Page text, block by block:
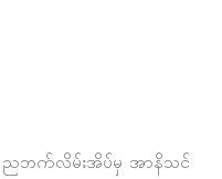
င့် ညဘက်လိမ်းအိပ်မှ အာနိသင်